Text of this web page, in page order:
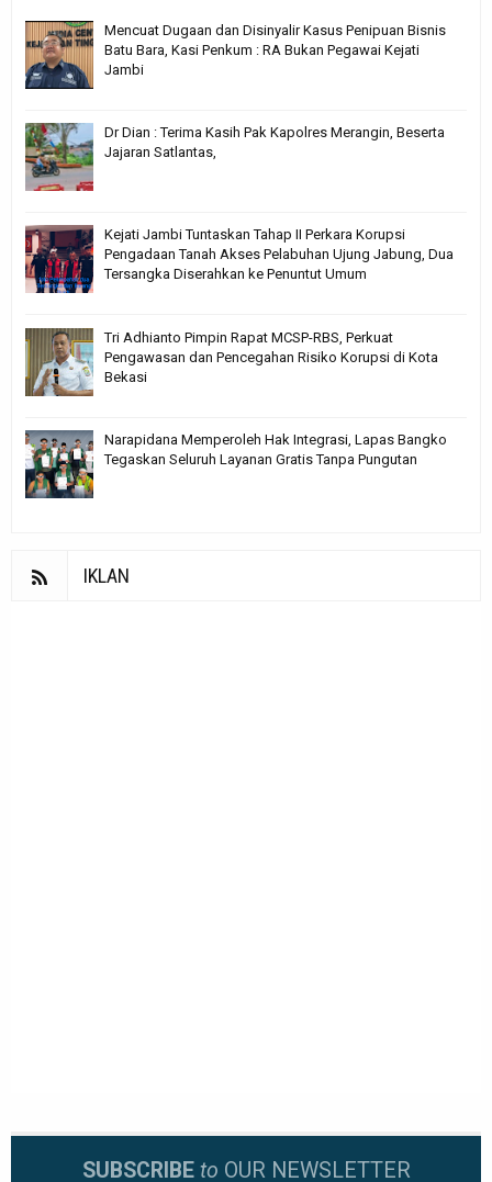
Mencuat Dugaan dan Disinyalir Kasus Penipuan Bisnis
Batu Bara, Kasi Penkum : RA Bukan Pegawai Kejati
Jambi
Dr Dian : Terima Kasih Pak Kapolres Merangin, Beserta
Jajaran Satlantas,
Kejati Jambi Tuntaskan Tahap II Perkara Korupsi
Pengadaan Tanah Akses Pelabuhan Ujung Jabung, Dua
Tersangka Diserahkan ke Penuntut Umum
Tri Adhianto Pimpin Rapat MCSP-RBS, Perkuat
Pengawasan dan Pencegahan Risiko Korupsi di Kota
Bekasi
Narapidana Memperoleh Hak Integrasi, Lapas Bangko
Tegaskan Seluruh Layanan Gratis Tanpa Pungutan
IKLAN
SUBSCRIBE to OUR NEWSLETTER